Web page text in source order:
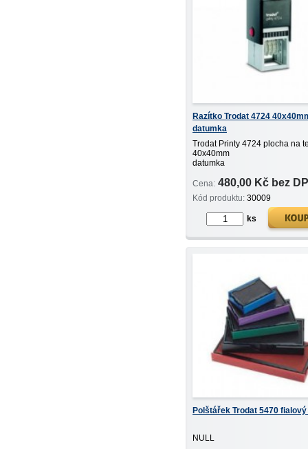
Razítko Trodat 4724
datumka
Trodat Printy 4724 plocha na
40x40mm
datumka
Cena: 480,00 Kč bez
Kód produktu: 30009
ks
Polštářek Trodat 5470
NULL